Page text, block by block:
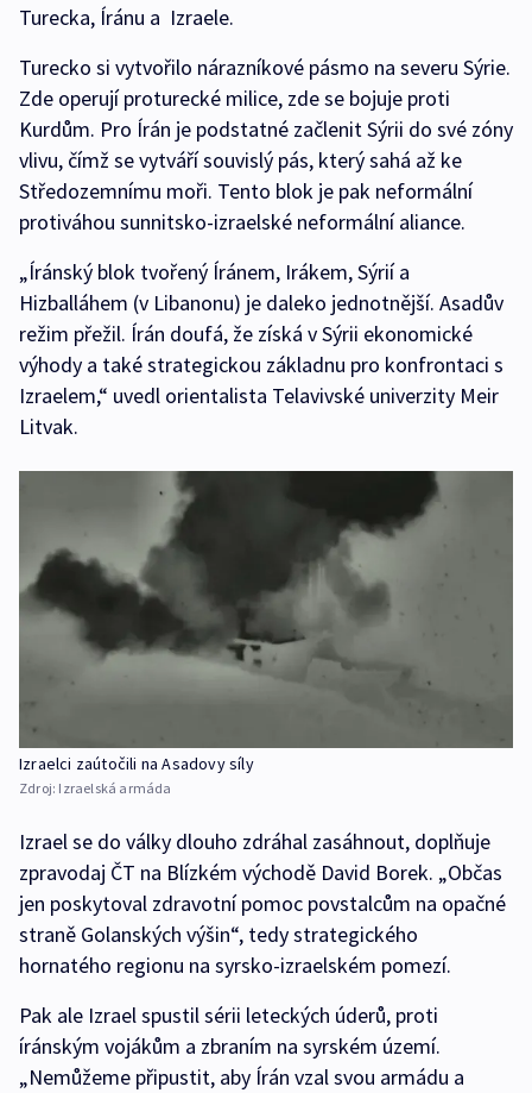
Turecka, Íránu a Izraele.
Turecko si vytvořilo nárazníkové pásmo na severu Sýrie.
Zde operují proturecké milice, zde se bojuje proti
Kurdům. Pro Írán je podstatné začlenit Sýrii do své zóny
vlivu, čímž se vytváří souvislý pás, který sahá až ke
Středozemnímu moři. Tento blok je pak neformální
protiváhou sunnitsko-izraelské neformální aliance.
„Íránský blok tvořený Íránem, Irákem, Sýrií a
Hizballáhem (v Libanonu) je daleko jednotnější. Asadův
režim přežil. Írán doufá, že získá v Sýrii ekonomické
výhody a také strategickou základnu pro konfrontaci s
Izraelem,“ uvedl orientalista Telavivské univerzity Meir
Litvak.
Izraelci zaútočili na Asadovy síly
Zdroj: Izraelská armáda
Izrael se do války dlouho zdráhal zasáhnout, doplňuje
zpravodaj ČT na Blízkém východě David Borek. „Občas
jen poskytoval zdravotní pomoc povstalcům na opačné
straně Golanských výšin“, tedy strategického
hornatého regionu na syrsko-izraelském pomezí.
Pak ale Izrael spustil sérii leteckých úderů, proti
íránským vojákům a zbraním na syrském území.
„Nemůžeme připustit, aby Írán vzal svou armádu a